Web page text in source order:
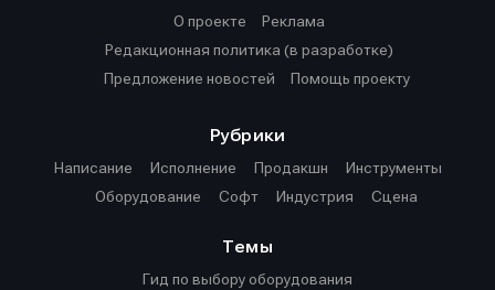
О проекте
Реклама
Редакционная политика (в разработке)
Предложение новостей
Помощь проекту
Рубрики
Написание
Исполнение Продакшн
Инструменты
Оборудование
Софт Индустрия Сцена
Темы
Гид по выбору оборудования